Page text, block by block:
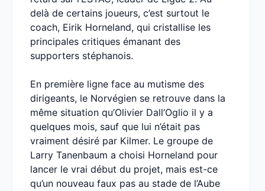
delà de certains joueurs, c’est surtout le
coach, Eirik Horneland, qui cristallise les
principales critiques émanant des
supporters stéphanois.
En première ligne face au mutisme des
dirigeants, le Norvégien se retrouve dans la
même situation qu’Olivier Dall’Oglio il y a
quelques mois, sauf que lui n’était pas
vraiment désiré par Kilmer. Le groupe de
Larry Tanenbaum a choisi Horneland pour
lancer le vrai début du projet, mais est-ce
qu’un nouveau faux pas au stade de l’Aube